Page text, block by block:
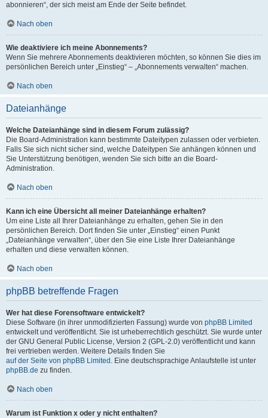
abonnieren“, der sich meist am Ende der Seite befindet.
Nach oben
Wie deaktiviere ich meine Abonnements?
Wenn Sie mehrere Abonnements deaktivieren möchten, so können Sie dies im
persönlichen Bereich unter „Einstieg“ – „Abonnements verwalten“ machen.
Nach oben
Dateianhänge
Welche Dateianhänge sind in diesem Forum zulässig?
Die Board-Administration kann bestimmte Dateitypen zulassen oder verbieten.
Falls Sie sich nicht sicher sind, welche Dateitypen Sie anhängen können und
Sie Unterstützung benötigen, wenden Sie sich bitte an die Board-
Administration.
Nach oben
Kann ich eine Übersicht all meiner Dateianhänge erhalten?
Um eine Liste all Ihrer Dateianhänge zu erhalten, gehen Sie in den
persönlichen Bereich. Dort finden Sie unter „Einstieg“ einen Punkt
„Dateianhänge verwalten“, über den Sie eine Liste Ihrer Dateianhänge
erhalten und diese verwalten können.
Nach oben
phpBB betreffende Fragen
Wer hat diese Forensoftware entwickelt?
Diese Software (in ihrer unmodifizierten Fassung) wurde von phpBB Limited
entwickelt und veröffentlicht. Sie ist urheberrechtlich geschützt. Sie wurde unter
der GNU General Public License, Version 2 (GPL-2.0) veröffentlicht und kann
frei vertrieben werden. Weitere Details finden Sie
auf der Seite von phpBB Limited . Eine deutschsprachige Anlaufstelle ist unter
phpBB.de zu finden.
Nach oben
Warum ist Funktion x oder y nicht enthalten?